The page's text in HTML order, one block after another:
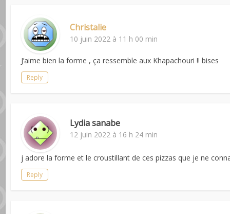
Christalie
10 juin 2022 à 11 h 00 min
J’aime bien la forme , ça ressemble aux Khapachouri !! bises
Reply
Lydia sanabe
12 juin 2022 à 16 h 24 min
j adore la forme et le croustillant de ces pizzas que je ne
Reply